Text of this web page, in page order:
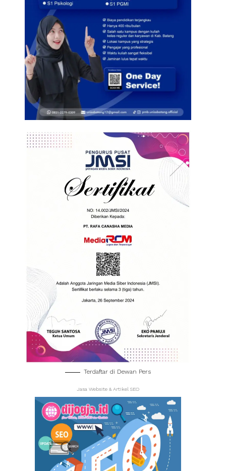
Terdaftar di Dewan Pers
Jasa Website & Artikel SEO